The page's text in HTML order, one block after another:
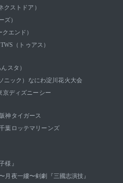
ストドア）
ズ）
エンド）
TWS（トゥアス）
スタ）
ニック） なにわ淀川花火大会
京ディズニーシー
阪神タイガース
葉ロッテマリーンズ
様』
月夜一縷〜剣劇『三國志演技』